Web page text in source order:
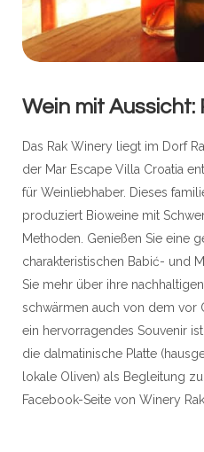
Wein mit Aussicht:
Das Rak Winery liegt im Dorf
der Mar Escape Villa Croatia
für Weinliebhaber. Dieses
produziert Bioweine mit
Methoden. Genießen Sie eine
charakteristischen Babić- und
Sie mehr über ihre
schwärmen auch von dem vor
ein hervorragendes Souvenir
die dalmatinische Platte
lokale Oliven) als Begleitung
Facebook-Seite von Winery